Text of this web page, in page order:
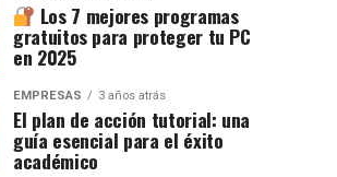
Los 7 mejores programas
gratuitos para proteger tu PC
en 2025
EMPRESAS 3 años atrás
El plan de acción tutorial: una
guía esencial para el éxito
académico